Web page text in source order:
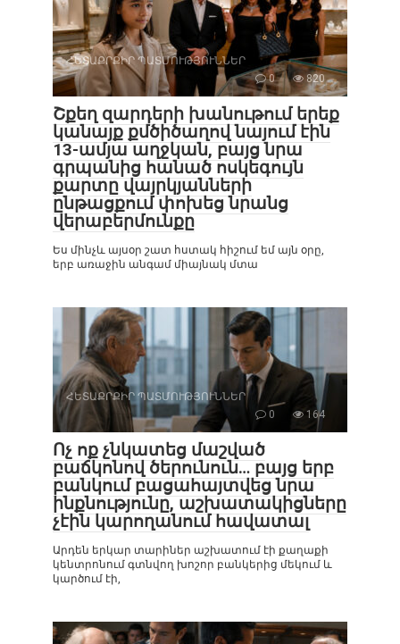
ՀԵՏԱՔՐՔԻՐ ՊԱՏՄՈՒԹՅՈՒՆՆԵՐ
0
820
Շքեղ զարդերի խանութում երեք
կանայք քմծիծաղով նայում էին
13-ամյա աղջկան, բայց նրա
գրպանից հանած ոսկեգույն
քարտը վայրկյանների
ընթացքում փոխեց նրանց
վերաբերմունքը
Ես մինչև այսօր շատ հստակ հիշում եմ այն օրը,
երբ առաջին անգամ միայնակ մտա
ՀԵՏԱՔՐՔԻՐ ՊԱՏՄՈՒԹՅՈՒՆՆԵՐ
0
164
Ոչ ոք չնկատեց մաշված
բաճկոնով ծերունուն… բայց երբ
բանկում բացահայտվեց նրա
ինքնությունը, աշխատակիցները
չէին կարողանում հավատալ
Արդեն երկար տարիներ աշխատում էի քաղաքի
կենտրոնում գտնվող խոշոր բանկերից մեկում և
կարծում էի,